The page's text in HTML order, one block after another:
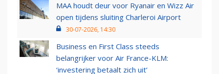
MAA houdt deur voor Ryanair en Wizz Air
open tijdens sluiting Charleroi Airport
30-07-2026, 14:30
Business en First Class steeds
belangrijker voor Air France-KLM:
‘investering betaalt zich uit’